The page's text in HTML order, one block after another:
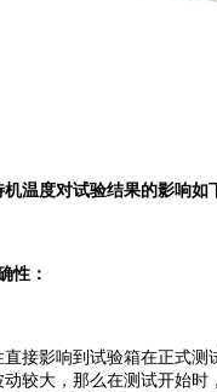
温度对试验结果的影响如
性：
影响到试验箱在正式测
较大，那么在测试开始时